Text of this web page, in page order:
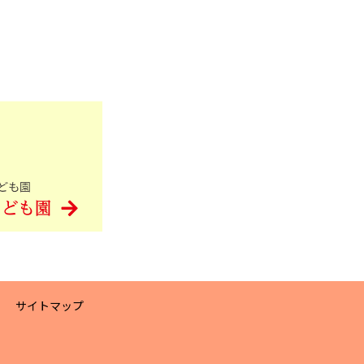
サイトマップ